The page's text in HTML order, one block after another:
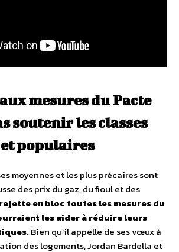
mesures du Pacte
soutenir les classes
populaires
moyennes et les plus précaires sont
des prix du gaz, du fioul et des
en bloc toutes les mesures du
les aideraréduireleurs
.Bien qu’il appelle de ses vœux à
des logements, Jordan Bardella et